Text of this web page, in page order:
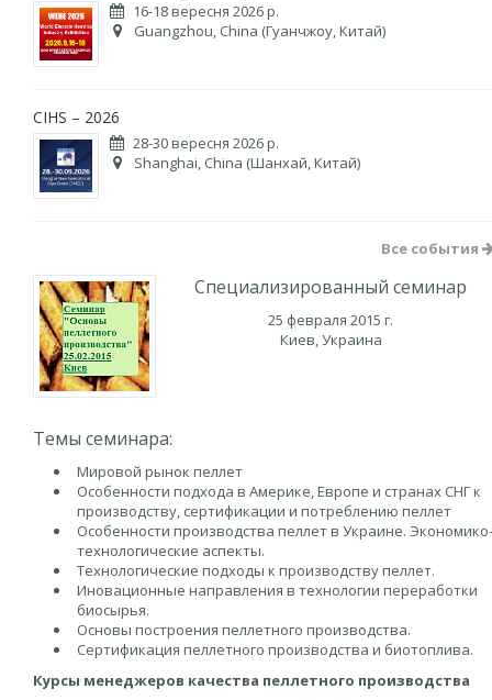
16-18 вересня 2026 р.
Guangzhou, China (Гуанчжоу, Китай)
CIHS – 2026
28-30 вересня 2026 р.
Shanghai, China (Шанхай, Китай)
Все события
Специализированный семинар
25 февраля 2015 г.
Киев, Украина
Темы семинара:
Мировой рынок пеллет
Особенности подхода в Америке, Европе и странах СНГ к
производству, сертификации и потреблению пеллет
Особенности производства пеллет в Украине. Экономико-
технологические аспекты.
Технологические подходы к производству пеллет.
Иновационные направления в технологии переработки
биосырья.
Основы построения пеллетного производства.
Сертификация пеллетного производства и биотоплива.
Курсы менеджеров качества пеллетного производства